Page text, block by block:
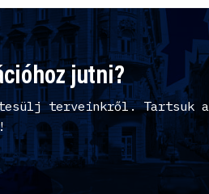
jutni?
terveinkről. Tartsuk a